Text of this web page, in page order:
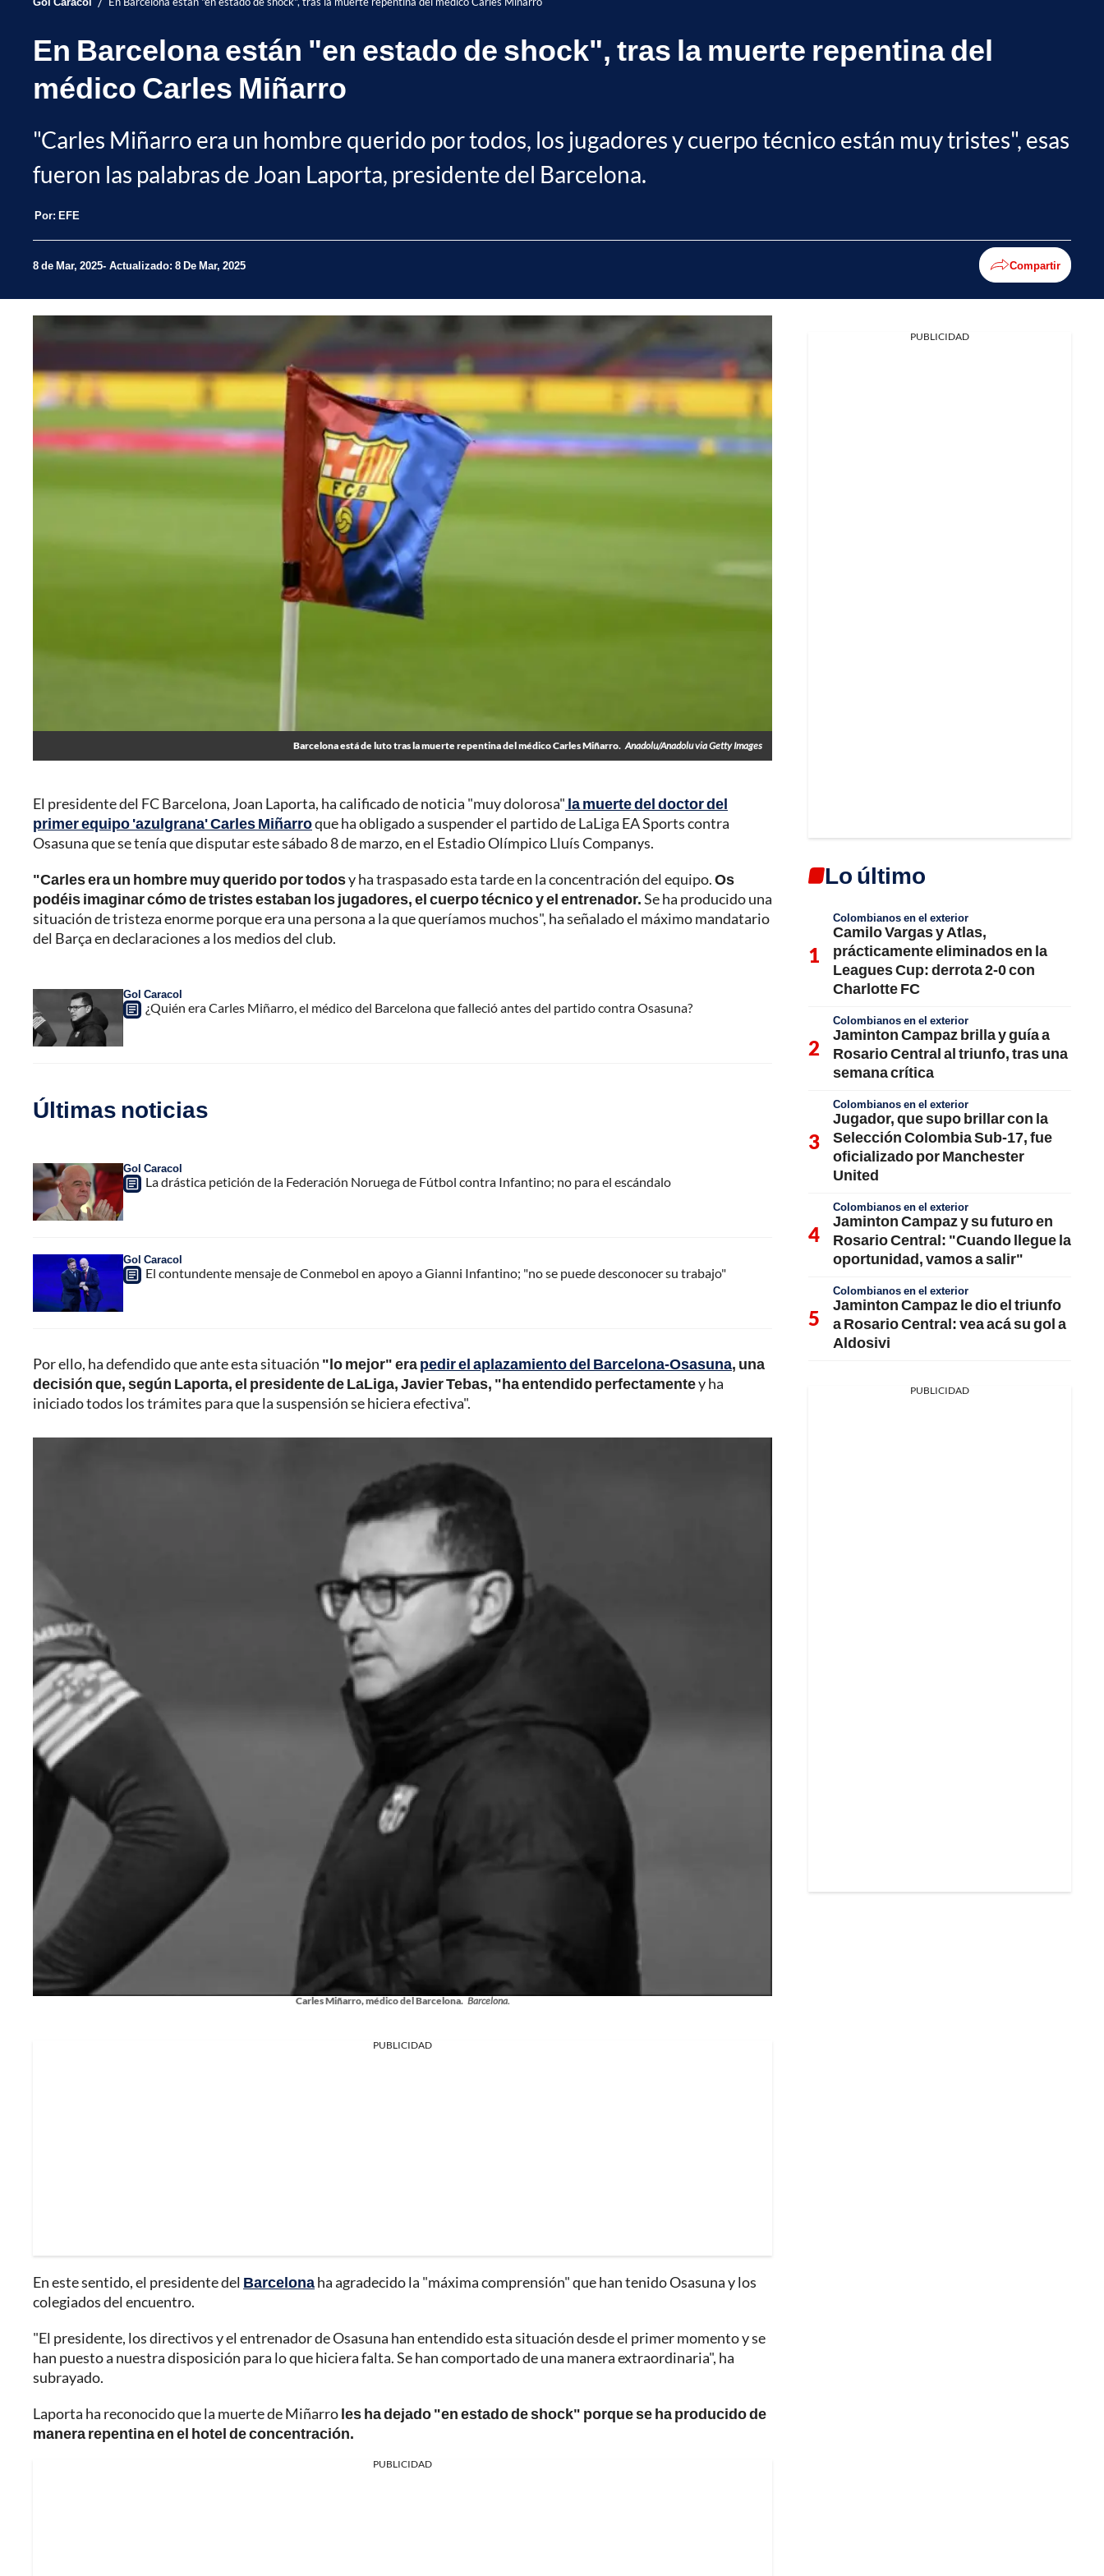
En Barcelona están "en estado de shock", tras la muerte repentina del
médico Carles Miñarro
"Carles Miñarro era un hombre querido por todos, los jugadores y cuerpo técnico están muy tristes", esas
fueron las palabras de Joan Laporta, presidente del Barcelona.
Por: EFE
8 de Mar, 2025 Actualizado: 8 De Mar, 2025 Compartir
Barcelona está de luto tras la muerte repentina del médico Carles Miñarro. Anadolu/Anadolu via Getty Images
El presidente del FC Barcelona, Joan Laporta, ha calificado de noticia "muy dolorosa" la muerte del doctor del
primer equipo 'azulgrana' Carles Miñarroque ha obligado a suspender el partido de LaLiga EA Sports contra
Osasuna que se tenía que disputar este sábado 8 de marzo, en el Estadio Olímpico Lluís Companys.
"Carles era un hombre muy querido por todosy ha traspasado esta tarde en la concentración del equipo.Os
podéis imaginar cómo de tristes estaban los jugadores, el cuerpo técnico y el entrenador.Se ha producido una
situación de tristeza enorme porque era una persona a la que queríamos muchos", ha señalado el máximo mandatario
del Barça en declaraciones a los medios del club.
Gol Caracol
¿Quién era Carles Miñarro, el médico del Barcelona que falleció antes del partido contra Osasuna?
Últimas noticias
Gol Caracol
La drástica petición de la Federación Noruega de Fútbol contra Infantino; no para el escándalo
Gol Caracol
El contundente mensaje de Conmebol en apoyo a Gianni Infantino; "no se puede desconocer su trabajo"
Por ello, ha defendido que ante esta situación "lo mejor" erapedir el aplazamiento del Barcelona-Osasuna, una
decisión que, según Laporta, el presidente de LaLiga, Javier Tebas, "ha entendido perfectamentey ha
iniciado todos los trámites para que la suspensión se hiciera efectiva".
Carles Miñarro, médico del Barcelona. Barcelona.
PUBLICIDAD
En este sentido, el presidente del Barcelonaha agradecido la "máxima comprensión" que han tenido Osasuna y los
colegiados del encuentro.
"El presidente, los directivos y el entrenador de Osasuna han entendido esta situación desde el primer momento y se
han puesto a nuestra disposición para lo que hiciera falta. Se han comportado de una manera extraordinaria", ha
subrayado.
Laporta ha reconocido que la muerte de Miñarroles ha dejado "en estado de shock" porque se ha producido de
manera repentina en el hotel de concentración.
PUBLICIDAD
PUBLICIDAD
Lo último
Colombianos en el exterior
Camilo Vargas y Atlas,
prácticamente eliminados en la
Leagues Cup: derrota 2-0 con
Charlotte FC
Colombianos en el exterior
Jaminton Campaz brilla y guía a
Rosario Central al triunfo, tras una
semana crítica
Colombianos en el exterior
Jugador, que supo brillar con la
Selección Colombia Sub-17, fue
oficializado por Manchester
United
Colombianos en el exterior
Jaminton Campaz y su futuro en
Rosario Central: "Cuando llegue la
oportunidad, vamos a salir"
Colombianos en el exterior
Jaminton Campaz le dio el triunfo
a Rosario Central: vea acá su gol a
Aldosivi
PUBLICIDAD